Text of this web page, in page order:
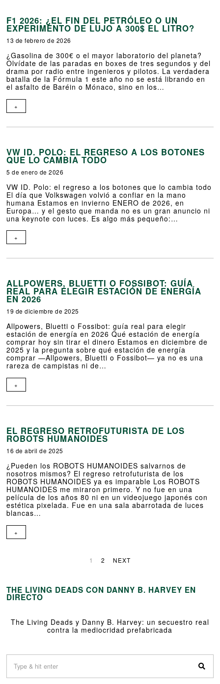
F1 2026: ¿EL FIN DEL PETRÓLEO O UN
EXPERIMENTO DE LUJO A 300$ EL LITRO?
13 de febrero de 2026
¿Gasolina de 300€ o el mayor laboratorio del planeta?
Olvídate de las paradas en boxes de tres segundos y del
drama por radio entre ingenieros y pilotos. La verdadera
batalla de la Fórmula 1 este año no se está librando en
el asfalto de Baréin o Mónaco, sino en los…
+
VW ID. POLO: EL REGRESO A LOS BOTONES
QUE LO CAMBIA TODO
5 de enero de 2026
VW ID. Polo: el regreso a los botones que lo cambia todo
El día que Volkswagen volvió a confiar en la mano
humana Estamos en invierno ENERO de 2026, en
Europa… y el gesto que manda no es un gran anuncio ni
una keynote con luces. Es algo más pequeño:…
+
ALLPOWERS, BLUETTI O FOSSIBOT: GUÍA
REAL PARA ELEGIR ESTACIÓN DE ENERGÍA
EN 2026
19 de diciembre de 2025
Allpowers, Bluetti o Fossibot: guía real para elegir
estación de energía en 2026 Qué estación de energía
comprar hoy sin tirar el dinero Estamos en diciembre de
2025 y la pregunta sobre qué estación de energía
comprar —Allpowers, Bluetti o Fossibot— ya no es una
rareza de campistas ni de…
+
EL REGRESO RETROFUTURISTA DE LOS
ROBOTS HUMANOIDES
16 de abril de 2025
¿Pueden los ROBOTS HUMANOIDES salvarnos de
nosotros mismos? El regreso retrofuturista de los
ROBOTS HUMANOIDES ya es imparable Los ROBOTS
HUMANOIDES me miraron primero. Y no fue en una
película de los años 80 ni en un videojuego japonés con
estética pixelada. Fue en una sala abarrotada de luces
blancas…
+
1 2 NEXT
THE LIVING DEADS CON DANNY B. HARVEY EN
DIRECTO
The Living Deads y Danny B. Harvey: un secuestro real
contra la mediocridad prefabricada